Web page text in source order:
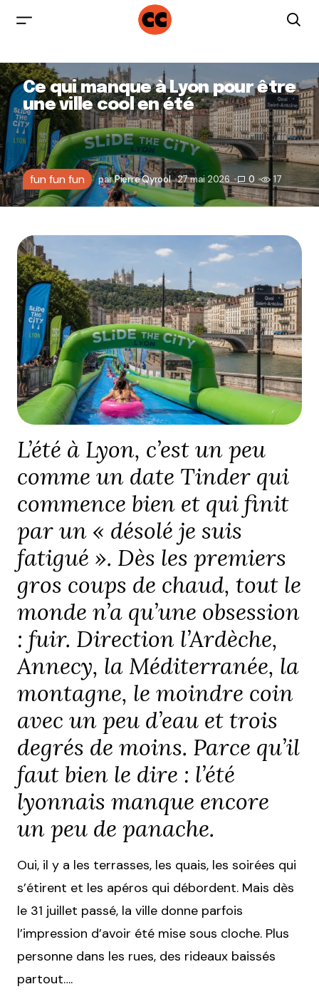
Ce qui manque à Lyon pour être
une ville cool en été
fun fun fun parPierre Qyrool 27 mai 2026 0 17
L’été à Lyon, c’est un peu
comme un date Tinder qui
commence bien et qui finit
par un « désolé je suis
fatigué ». Dès les premiers
gros coups de chaud, tout le
monde n’a qu’une obsession
: fuir. Direction l’Ardèche,
Annecy, la Méditerranée, la
montagne, le moindre coin
avec un peu d’eau et trois
degrés de moins. Parce qu’il
faut bien le dire : l’été
lyonnais manque encore
un peu de panache.
Oui, il y a les terrasses, les quais, les soirées qui
s’étirent et les apéros qui débordent. Mais dès
le 31 juillet passé, la ville donne parfois
l’impression d’avoir été mise sous cloche. Plus
personne dans les rues, des rideaux baissés
partout….